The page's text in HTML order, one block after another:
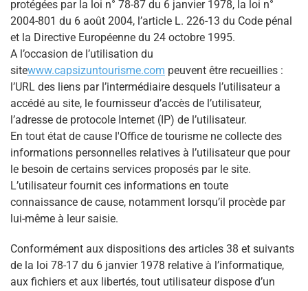
protégées par la loi n° 78-87 du 6 janvier 1978, la loi n°
2004-801 du 6 août 2004, l’article L. 226-13 du Code pénal
et la Directive Européenne du 24 octobre 1995.
A l’occasion de l’utilisation du
sitewww.capsizuntourisme.com peuvent être recueillies :
l’URL des liens par l’intermédiaire desquels l’utilisateur a
accédé au site, le fournisseur d’accès de l’utilisateur,
l’adresse de protocole Internet (IP) de l’utilisateur.
En tout état de cause l'Office de tourisme ne collecte des
informations personnelles relatives à l’utilisateur que pour
le besoin de certains services proposés par le site.
L’utilisateur fournit ces informations en toute
connaissance de cause, notamment lorsqu’il procède par
lui-même à leur saisie.
Conformément aux dispositions des articles 38 et suivants
de la loi 78-17 du 6 janvier 1978 relative à l’informatique,
aux fichiers et aux libertés, tout utilisateur dispose d’un